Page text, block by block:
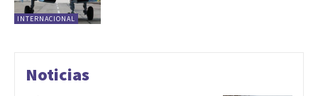
INTERNACIONAL
Noticias